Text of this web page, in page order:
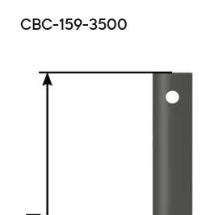
СВС-159-3500